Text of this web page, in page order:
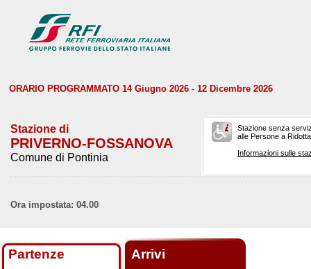
ORARIO PROGRAMMATO 14 Giugno 2026 - 12 Dicembre 2026
Stazione di
PRIVERNO-FOSSANOVA
Comune di Pontinia
Stazione senza
alle Persone a
Informazioni sulle
Ora impostata: 04.00
Partenze Arrivi